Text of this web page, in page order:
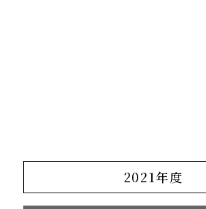
2021年度